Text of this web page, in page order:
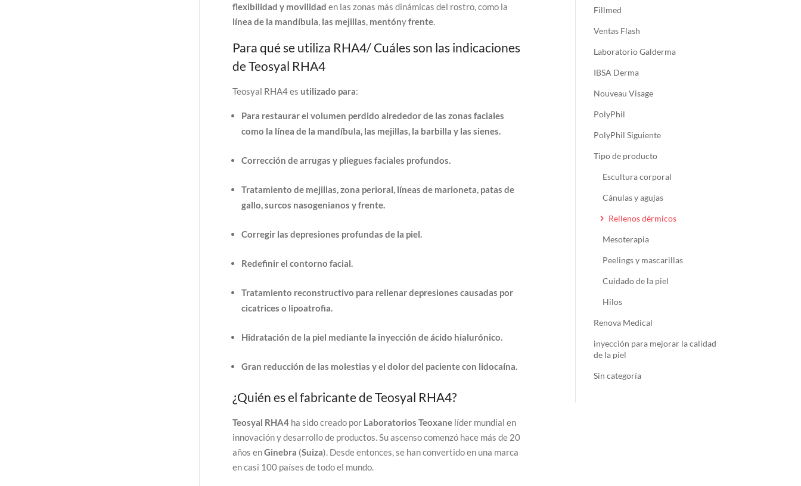
flexibilidad y movilidad en las zonas más dinámicas del rostro, como la
línea de la mandíbula, las mejillas, mentónyfrente.
Para qué se utiliza RHA4/ Cuáles son las indicaciones
de Teosyal RHA4
Teosyal RHA4es utilizado para:
Para restaurar el volumen perdido alrededor de las zonas faciales
como la línea de la mandíbula, las mejillas, la barbilla y las sienes.
Corrección de arrugas y pliegues faciales profundos.
Tratamiento de mejillas, zona perioral, líneas de marioneta, patas de
gallo, surcos nasogenianos y frente.
Corregir las depresiones profundas de la piel.
Redefinir el contorno facial.
Tratamiento reconstructivo para rellenar depresiones causadas por
cicatrices o lipoatrofia.
Hidratación de la piel mediante la inyección de ácido hialurónico.
Gran reducción de las molestias y el dolor del paciente con lidocaína.
¿Quién es el fabricante de Teosyal RHA4?
Teosyal RHA4 ha sido creado por Laboratorios Teoxane líder mundial en
innovación y desarrollo de productos. Su ascenso comenzó hace más de 20
años enGinebra (Suiza). Desde entonces, se han convertido en una marca
en casi 100 países de todo el mundo.
Fillmed
Ventas Flash
Laboratorio Galderma
IBSA Derma
Nouveau Visage
PolyPhil
PolyPhil Siguiente
Tipo de producto
Escultura corporal
Cánulas y agujas
Rellenos dérmicos
Mesoterapia
Peelings y mascarillas
Cuidado de la piel
Hilos
Renova Medical
inyección para mejorar la calidad
de la piel
Sin categoría